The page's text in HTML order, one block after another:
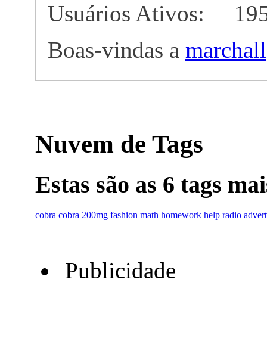
Usuários Ativos
Boas-vindas a marchall
Nuvem de Tags
Estas são as 6 tags
cobra cobra 200mg fashion math homework help radio
Publicidade